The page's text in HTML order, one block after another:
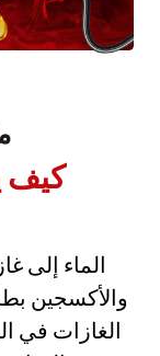
كيف
والأكسجين
الغازات في